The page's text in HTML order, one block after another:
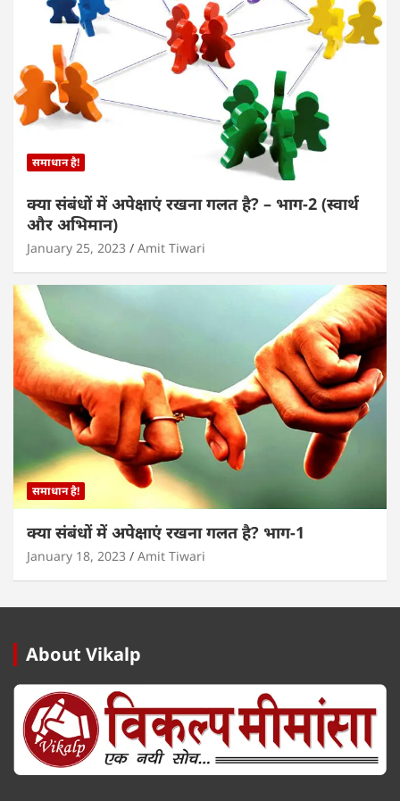
समाधान है!
क्या संबंधों में अपेक्षाएं रखना गलत है? – भाग-2 (स्वार्थ
और अभिमान)
January 25, 2023 Amit Tiwari
समाधान है!
क्या संबंधों में अपेक्षाएं रखना गलत है? भाग-1
January 18, 2023 Amit Tiwari
About Vikalp